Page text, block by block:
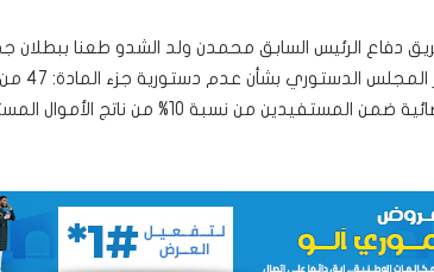
دفاع الرئيس السابق محمدن ولد الشدو طعنا ببطلان
قضاة
المتعلق بإضافة الهيئات القضائية ضمن
العُماني
توقع
الإخباري